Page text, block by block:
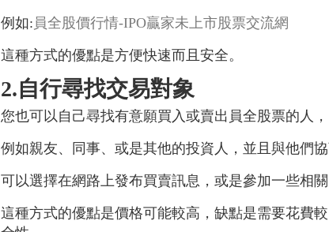
例如: 員全股價行情-IPO贏家未上市股票交流網
這種方式的優點是方便快速而且安全。
2.自行尋找交易對象
您也可以自己尋找有意願買入或賣出員全股票的人，
例如親友、同事、或是其他的投資人，並且與他們協
可以選擇在網路上發布買賣訊息，或是參加一些相
這種方式的優點是價格可能較高，缺點是需要花費